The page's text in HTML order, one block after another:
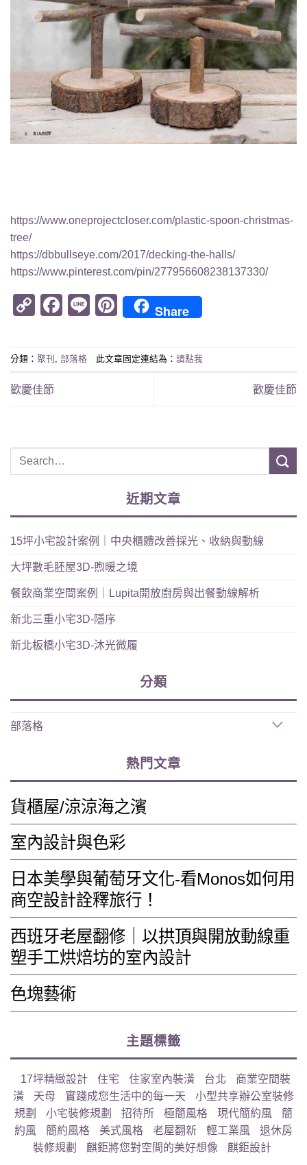
https://www.oneprojectcloser.com/plastic-spoon-christmas-
tree/
https://dbbullseye.com/2017/decking-the-halls/
https://www.pinterest.com/pin/277956608238137330/
CopyFacebook
LinePinterest
Share
分類： 聚刊 部落格 此文章固定連結為： 請點我
歡慶佳節 歡慶佳節
近期文章
15坪小宅設計案例｜中央櫃體改善採光、收納與動線
大坪數毛胚屋3D-煦暖之境
餐飲商業空間案例｜Lupita開放廚房與出餐動線解析
新北三重小宅3D-隱序
新北板橋小宅3D-沐光微履
分類
部落格
熱門文章
貨櫃屋/涼涼海之濱
室內設計與色彩
日本美學與葡萄牙文化-看Monos如何用
商空設計詮釋旅行！
西班牙老屋翻修｜以拱頂與開放動線重
塑手工烘焙坊的室內設計
色塊藝術
主題標籤
17坪精緻設計 住宅 住家室內裝潢 台北
商業空間裝
潢
天母 實踐成您生活中的每一天
小型共享辦公室裝修
規劃
小宅裝修規劃 招待所 極簡風格 現代簡約風
簡
約風
簡約風格 美式風格 老屋翻新 輕工業風
退休房
裝修規劃
麒鉅將您對空間的美好想像 麒鉅設計